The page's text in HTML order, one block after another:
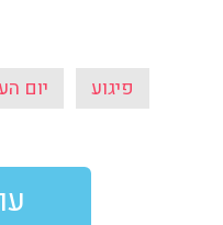
פיגוע יום